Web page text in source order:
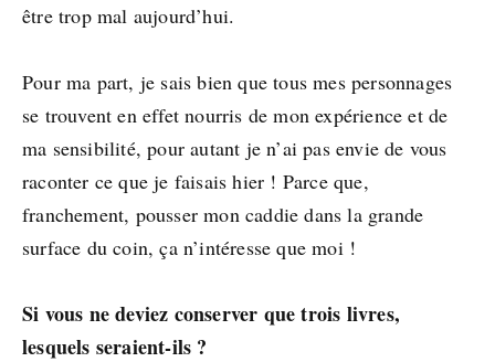
être trop mal aujourd’hui.
Pour ma part, je sais bien que tous mes personnages
se trouvent en effet nourris de mon expérience et de
ma sensibilité, pour autant je n’ai pas envie de vous
raconter ce que je faisais hier ! Parce que,
franchement, pousser mon caddie dans la grande
surface du coin, ça n’intéresse que moi !
Si vous ne deviez conserver que trois livres,
lesquels seraient-ils ?